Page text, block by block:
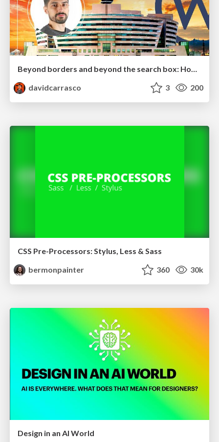
davidcarrasco
3 200
CSS Pre-Processors: Stylus, Less & Sass
bermonpainter
360 30k
Design in an AI World